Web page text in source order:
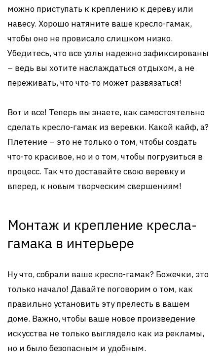
можно приступать к креплению к дереву или
навесу. Хорошо натяните ваше кресло-гамак,
чтобы оно не провисало слишком низко.
Убедитесь, что все узлы надежно зафиксированы
– ведь вы хотите наслаждаться отдыхом, а не
переживать, что что-то может развязаться!
Вот и все! Теперь вы знаете, как самостоятельно
сделать кресло-гамак из веревки. Какой кайф, а?
Плетение – это не только о том, чтобы создать
что-то красивое, но и о том, чтобы погрузиться в
процесс. Так что доставайте свою веревку и
вперед, к новым творческим свершениям!
Монтаж и крепление кресла-
гамака в интерьере
Ну что, собрали ваше кресло-гамак? Божечки, это
только начало! Давайте поговорим о том, как
правильно установить эту прелесть в вашем
доме. Важно, чтобы ваше новое произведение
искусства не только выглядело как из рекламы,
но и было безопасным и удобным.